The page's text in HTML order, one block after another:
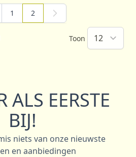
Pagina
1 U lees momenteel pagina
2
Toon
ALS EERSTE
BIJ!
niets van onze nieuwste
en aanbiedingen